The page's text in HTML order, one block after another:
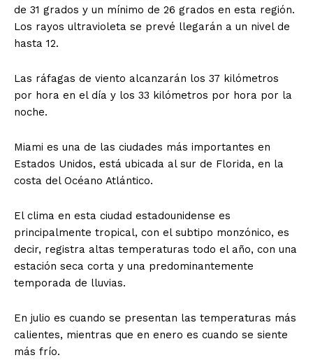
de 31 grados y un mínimo de 26 grados en esta región.
Los rayos ultravioleta se prevé llegarán a un nivel de
hasta 12.
Las ráfagas de viento alcanzarán los 37 kilómetros
por hora en el día y los 33 kilómetros por hora por la
noche.
Miami es una de las ciudades más importantes en
Estados Unidos, está ubicada al sur de Florida, en la
costa del Océano Atlántico.
El clima en esta ciudad estadounidense es
principalmente tropical, con el subtipo monzónico, es
decir, registra altas temperaturas todo el año, con una
estación seca corta y una predominantemente
temporada de lluvias.
En julio es cuando se presentan las temperaturas más
calientes, mientras que en enero es cuando se siente
más frío.